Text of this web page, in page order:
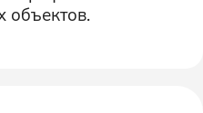
объектов.